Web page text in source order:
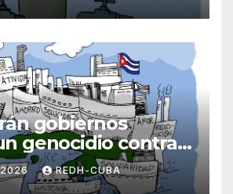
gobiernos
genocidio contra
Hedelberto López
2026 REDH-CUBA